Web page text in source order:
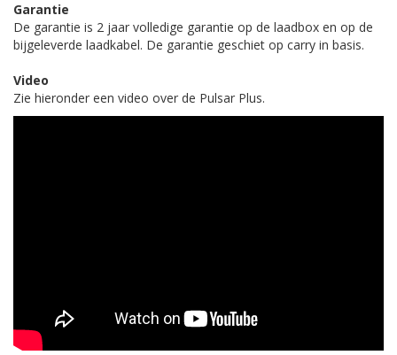
Garantie
De garantie is 2 jaar volledige garantie op de laadbox en op de
bijgeleverde laadkabel. De garantie geschiet op carry in basis.
Video
Zie hieronder een video over de Pulsar Plus.